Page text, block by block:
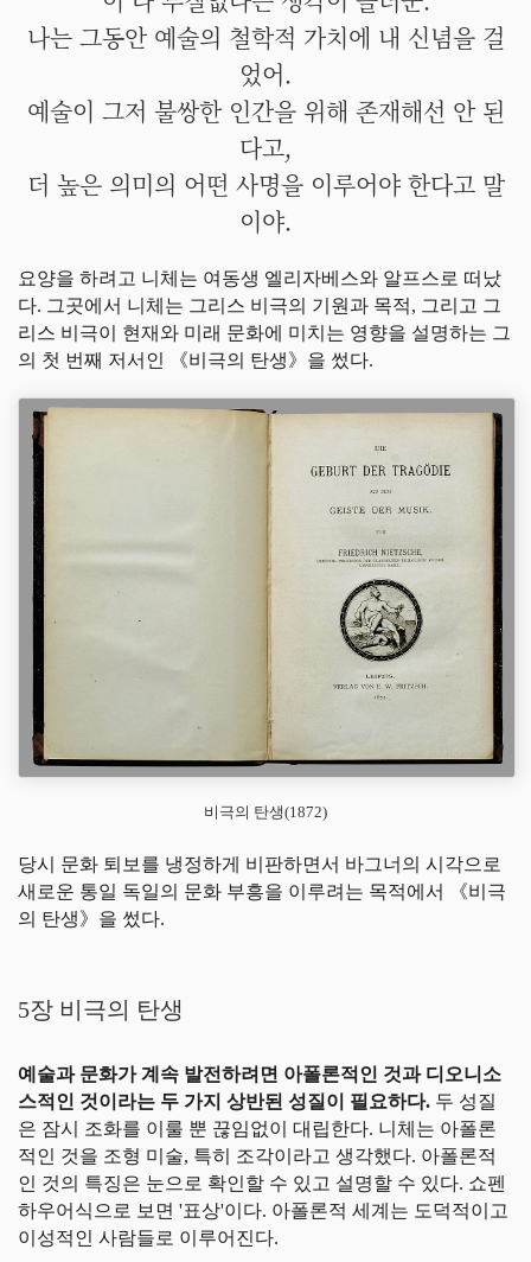
나는 그동안 예술의 철학적 가치에 내 신념을 걸
었어.
예술이 그저 불쌍한 인간을 위해 존재해선 안 된
다고,
더 높은 의미의 어떤 사명을 이루어야 한다고 말
이야.
요양을 하려고 니체는 여동생 엘리자베스와 알프스로 떠났
다. 그곳에서 니체는 그리스 비극의 기원과 목적, 그리고 그
리스 비극이 현재와 미래 문화에 미치는 영향을 설명하는 그
의 첫 번째 저서인 《비극의 탄생》을 썼다.
비극의 탄생(1872)
당시 문화 퇴보를 냉정하게 비판하면서 바그너의 시각으로
새로운 통일 독일의 문화 부흥을 이루려는 목적에서 《비극
의 탄생》을 썼다.
5장 비극의 탄생
예술과 문화가 계속 발전하려면 아폴론적인 것과 디오니소
스적인 것이라는 두 가지 상반된 성질이 필요하다. 두 성질
은 잠시 조화를 이룰 뿐 끊임없이 대립한다. 니체는 아폴론
적인 것을 조형 미술, 특히 조각이라고 생각했다. 아폴론적
인 것의 특징은 눈으로 확인할 수 있고 설명할 수 있다. 쇼펜
하우어식으로 보면 '표상'이다. 아폴론적 세계는 도덕적이고
이성적인 사람들로 이루어진다.